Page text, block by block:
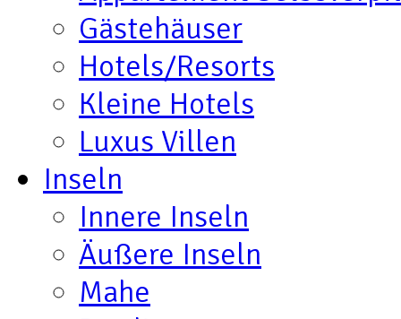
Gästehäuser
Hotels/Resorts
Kleine Hotels
Luxus Villen
Inseln
Innere Inseln
Äußere Inseln
Mahe